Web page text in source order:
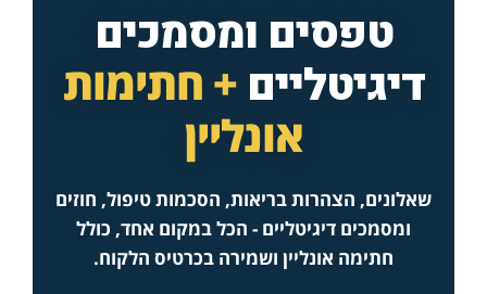
טפסים ומסמכים
דיגיטליים+ חתימות
אונליין
שאלונים, הצהרות בריאות, הסכמות טיפול, חוזים
ומסמכים דיגיטליים - הכל במקום אחד, כולל
חתימה אונליין ושמירה בכרטיס הלקוח.